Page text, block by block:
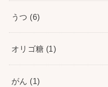
うつ (6)
オリゴ糖 (1)
がん (1)